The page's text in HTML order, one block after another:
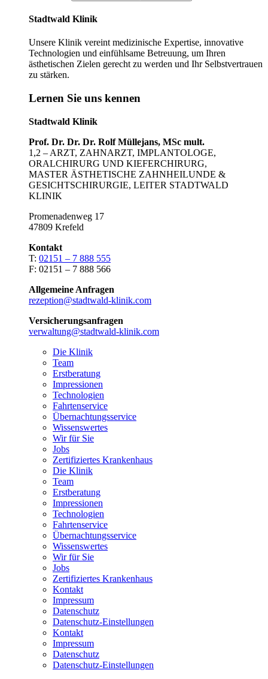
Stadtwald Klinik
Unsere Klinik vereint medizinische Expertise, innovative
Technologien und einfühlsame Betreuung, um Ihren
ästhetischen Zielen gerecht zu werden und Ihr Selbstvertrauen
zu stärken.
Lernen Sie uns kennen
Stadtwald Klinik
Prof. Dr. Dr. Dr. Rolf Müllejans, MSc mult.
1,2 – ARZT, ZAHNARZT, IMPLANTOLOGE,
ORALCHIRURG UND KIEFERCHIRURG,
MASTER ÄSTHETISCHE ZAHNHEILUNDE &
GESICHTSCHIRURGIE, LEITER STADTWALD
KLINIK
Promenadenweg 17
47809 Krefeld
Kontakt
T: 02151 – 7 888 555
F: 02151 – 7 888 566
Allgemeine Anfragen
rezeption@stadtwald-klinik.com
Versicherungsanfragen
verwaltung@stadtwald-klinik.com
Die Klinik
Team
Erstberatung
Impressionen
Technologien
Fahrtenservice
Übernachtungsservice
Wissenswertes
Wir für Sie
Jobs
Zertifiziertes Krankenhaus
Die Klinik
Team
Erstberatung
Impressionen
Technologien
Fahrtenservice
Übernachtungsservice
Wissenswertes
Wir für Sie
Jobs
Zertifiziertes Krankenhaus
Kontakt
Impressum
Datenschutz
Datenschutz-Einstellungen
Kontakt
Impressum
Datenschutz
Datenschutz-Einstellungen